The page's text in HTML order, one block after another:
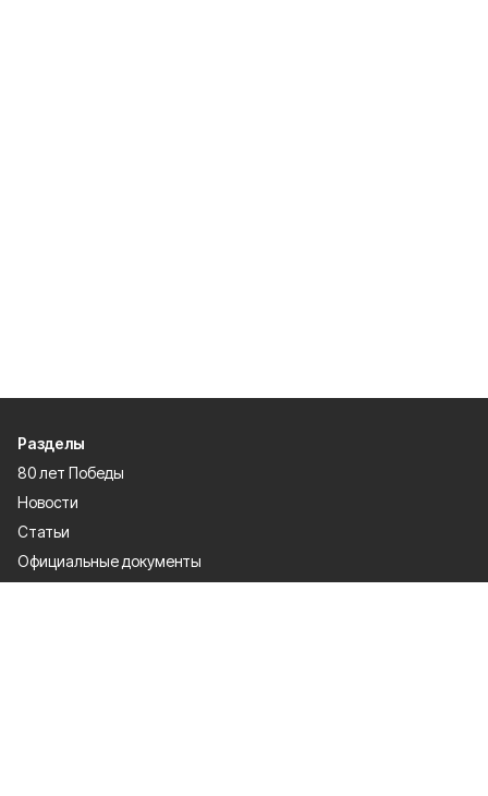
Разделы
80 лет Победы
Новости
Статьи
Официальные документы